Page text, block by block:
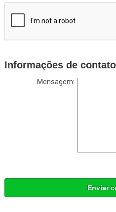
Informações de
Mensagem:
Enviar